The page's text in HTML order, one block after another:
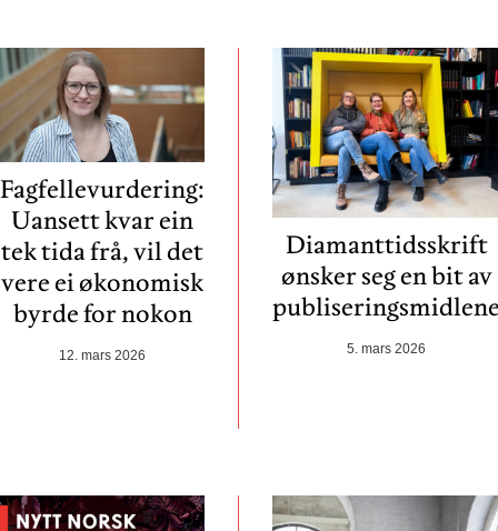
Fagfellevurdering:
Uansett kvar ein
tek tida frå, vil det
vere ei økonomisk
byrde for nokon
12. mars 2026
Diamanttidsskrift
ønsker seg en bit av
5. mars 2026